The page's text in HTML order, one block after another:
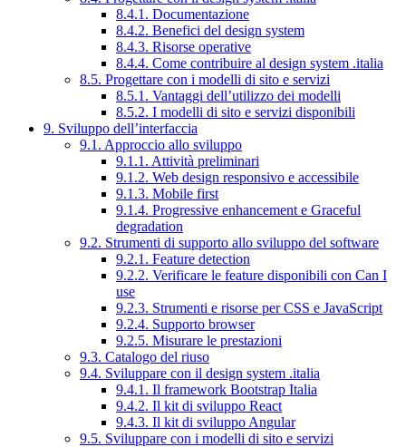
8.4.1. Documentazione
8.4.2. Benefici del design system
8.4.3. Risorse operative
8.4.4. Come contribuire al design system .italia
8.5. Progettare con i modelli di sito e servizi
8.5.1. Vantaggi dell’utilizzo dei modelli
8.5.2. I modelli di sito e servizi disponibili
9. Sviluppo dell’interfaccia
9.1. Approccio allo sviluppo
9.1.1. Attività preliminari
9.1.2. Web design responsivo e accessibile
9.1.3. Mobile first
9.1.4. Progressive enhancement e Graceful
degradation
9.2. Strumenti di supporto allo sviluppo del software
9.2.1. Feature detection
9.2.2. Verificare le feature disponibili con Can I
use
9.2.3. Strumenti e risorse per CSS e JavaScript
9.2.4. Supporto browser
9.2.5. Misurare le prestazioni
9.3. Catalogo del riuso
9.4. Sviluppare con il design system .italia
9.4.1. Il framework Bootstrap Italia
9.4.2. Il kit di sviluppo React
9.4.3. Il kit di sviluppo Angular
9.5. Sviluppare con i modelli di sito e servizi